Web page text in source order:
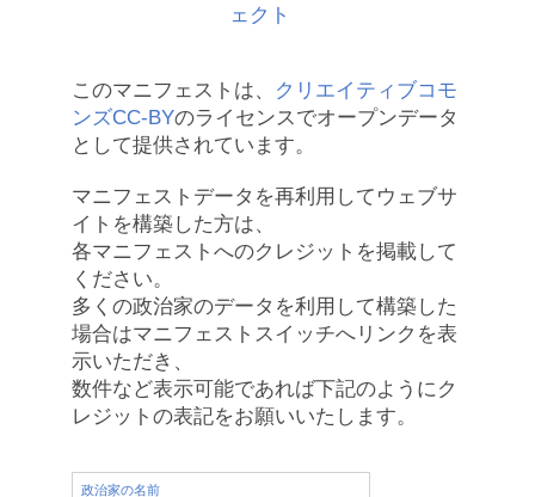
このマニフェストは、
クリエイティブコモ
ンズCC-BYのライセンスでオープンデータ
として提供されています。
マニフェストデータを再利用してウェブサ
イトを構築した方は、
各マニフェストへのクレジットを掲載して
ください。
多くの政治家のデータを利用して構築した
場合はマニフェストスイッチへリンクを表
示いただき、
数件など表示可能であれば下記のようにク
レジットの表記をお願いいたします。
政治家の名前